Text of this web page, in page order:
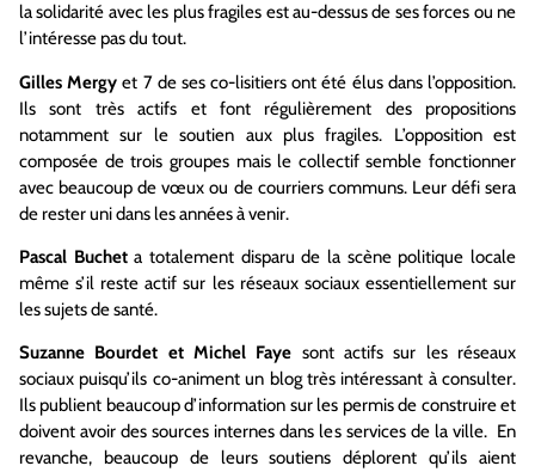
la solidarité avec les plus fragiles est au-dessus de ses forces ou ne
l’intéresse pas du tout.
Gilles Mergy et 7 de ses co-lisitiers ont été élus dans l’opposition.
Ils sont très actifs et font régulièrement des propositions
notamment sur le soutien aux plus fragiles. L’opposition est
composée de trois groupes mais le collectif semble fonctionner
avec beaucoup de vœux ou de courriers communs. Leur défi sera
de rester uni dans les années à venir.
Pascal Bucheta totalement disparu de la scène politique locale
même s’il reste actif sur les réseaux sociaux essentiellement sur
les sujets de santé.
Suzanne Bourdet et Michel Faye sont actifs sur les réseaux
sociaux puisqu’ils co-animent un blog très intéressant à consulter.
Ils publient beaucoup d’information sur les permis de construire et
doivent avoir des sources internes dans les services de la ville. En
revanche, beaucoup de leurs soutiens déplorent qu’ils aient